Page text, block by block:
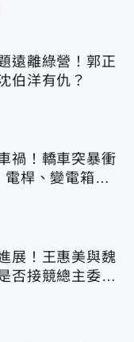
遠離綠營！郭正
伯洋有仇？
禍！轎車突暴衝
桿、變電箱全
展！王惠美與魏
否接競總主委態